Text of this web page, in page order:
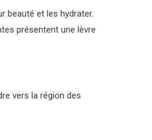
beauté et les hydrater.
présentent une lèvre
vers la région des